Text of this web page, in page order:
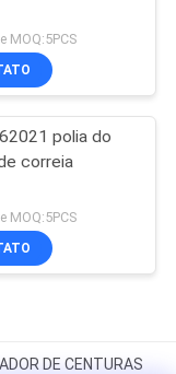
MOQ:5PCS
polia do
correia
MOQ:5PCS
DE CENTURAS